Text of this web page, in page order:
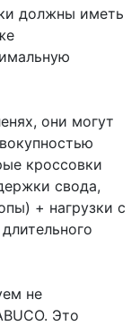
должны иметь
они могут
кроссовки
свода,
+ нагрузки с
не
Это